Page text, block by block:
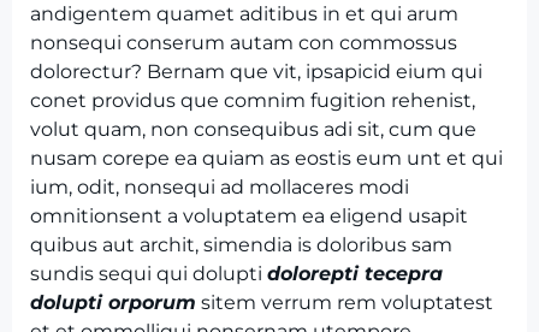
andigentem quamet aditibus in et qui arum
nonsequi conserum autam con commossus
dolorectur? Bernam que vit, ipsapicid eium qui
conet providus que comnim fugition rehenist,
volut quam, non consequibus adi sit, cum que
nusam corepe ea quiam as eostis eum unt et qui
ium, odit, nonsequi ad mollaceres modi
omnitionsent a voluptatem ea eligend usapit
quibus aut archit, simendia is doloribus sam
sundis sequi qui dolupti dolorepti tecepra
dolupti orporum sitem verrum rem voluptatest